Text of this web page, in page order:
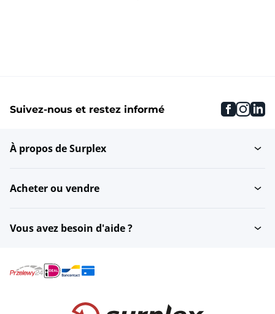
Suivez-nous et restez informé
À propos de Surplex
Acheter ou vendre
Vous avez besoin d'aide ?